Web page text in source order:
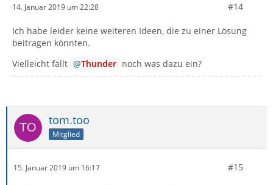
14. Januar 2019 um 22:28 #14
Ich habe leider keine weiteren Ideen, die zu einer Lösung
beitragen könnten.
Vielleicht fällt
Thunder noch was dazu ein?
tom.too
Mitglied
15. Januar 2019 um 16:17 #15